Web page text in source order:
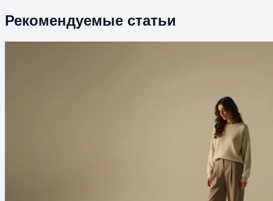
Рекомендуемые статьи